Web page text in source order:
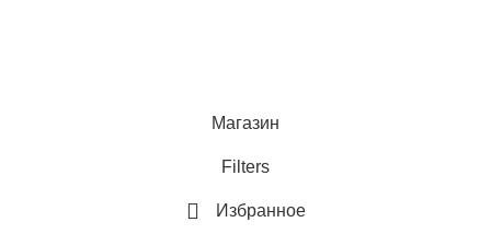
Магазин
Filters
Избранное